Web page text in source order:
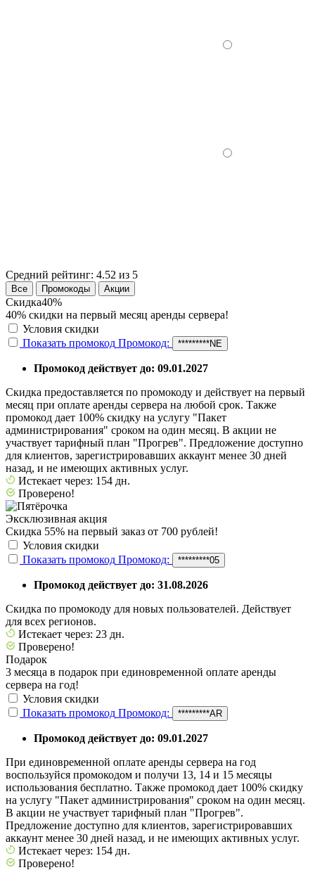
Средний рейтинг: 4.52 из 5
Все Промокоды Акции
Скидка40%
40% скидки на первый месяц аренды сервера!
Условия скидки
Показать промокод Промокод: *********NE
Промокод действует до: 09.01.2027
Скидка предоставляется по промокоду и действует на первый
месяц при оплате аренды сервера на любой срок. Также
промокод дает 100% скидку на услугу "Пакет
администрирования" сроком на один месяц. В акции не
участвует тарифный план "Прогрев". Предложение доступно
для клиентов, зарегистрировавших аккаунт менее 30 дней
назад, и не имеющих активных услуг.
Истекает через: 154 дн.
Проверено!
Эксклюзивная акция
Скидка 55% на первый заказ от 700 рублей!
Условия скидки
Показать промокод Промокод: *********05
Промокод действует до: 31.08.2026
Скидка по промокоду для новых пользователей. Действует
для всех регионов.
Истекает через: 23 дн.
Проверено!
Подарок
3 месяца в подарок при единовременной оплате аренды
сервера на год!
Условия скидки
Показать промокод Промокод: *********AR
Промокод действует до: 09.01.2027
При единовременной оплате аренды сервера на год
воспользуйся промокодом и получи 13, 14 и 15 месяцы
использования бесплатно. Также промокод дает 100% скидку
на услугу "Пакет администрирования" сроком на один месяц.
В акции не участвует тарифный план "Прогрев".
Предложение доступно для клиентов, зарегистрировавших
аккаунт менее 30 дней назад, и не имеющих активных услуг.
Истекает через: 154 дн.
Проверено!